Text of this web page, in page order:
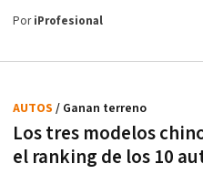
PoriProfesional
Los tres modelos
el ranking de los 10
AUTOS / Ganan terreno